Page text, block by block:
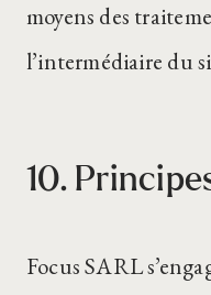
moyens des
l’intermédiaire du
10.
Focus SARL